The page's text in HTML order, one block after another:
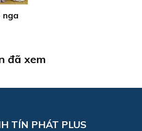
nga
đã xem
TÍN PHÁT PLUS